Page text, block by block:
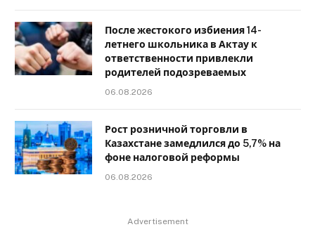
После жестокого избиения 14-
летнего школьника в Актау к
ответственности привлекли
родителей подозреваемых
06.08.2026
Рост розничной торговли в
Казахстане замедлился до 5,7% на
фоне налоговой реформы
06.08.2026
Advertisement